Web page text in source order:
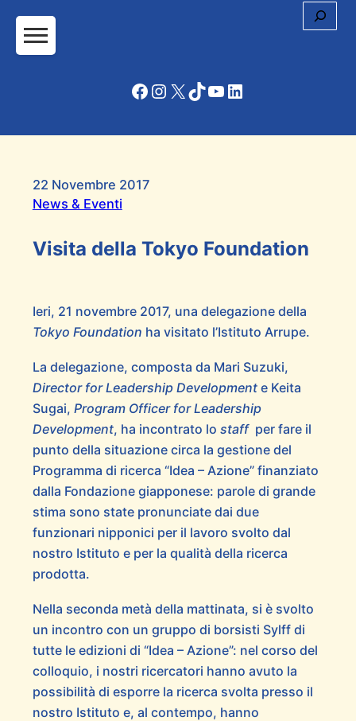
Facebook
Instagram
X TikTok
YouTube
LinkedIn
22 Novembre 2017
News & Eventi
Visita della Tokyo Foundation
Ieri, 21 novembre 2017, una delegazione della
Tokyo Foundation ha visitato l’Istituto Arrupe.
La delegazione, composta da Mari Suzuki,
Director for Leadership Development e Keita
Sugai, Program Officer for Leadership
Development, ha incontrato lo staff per fare il
punto della situazione circa la gestione del
Programma di ricerca “Idea – Azione” finanziato
dalla Fondazione giapponese: parole di grande
stima sono state pronunciate dai due
funzionari nipponici per il lavoro svolto dal
nostro Istituto e per la qualità della ricerca
prodotta.
Nella seconda metà della mattinata, si è svolto
un incontro con un gruppo di borsisti Sylff di
tutte le edizioni di “Idea – Azione”: nel corso del
colloquio, i nostri ricercatori hanno avuto la
possibilità di esporre la ricerca svolta presso il
nostro Istituto e, al contempo, hanno